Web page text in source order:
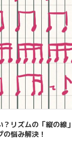
？リズムの「縦の線
悩み解決！